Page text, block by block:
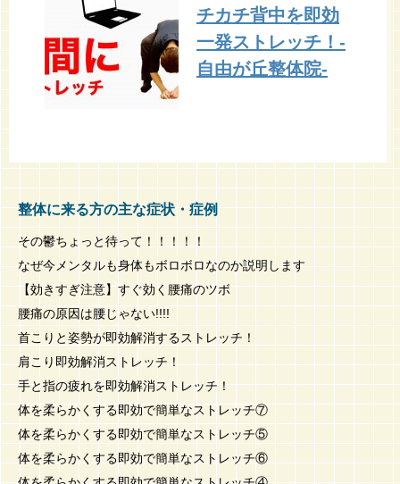
チカチ背中を即効
一発ストレッチ！-
自由が丘整体院-
整体に来る方の主な症状・症例
その鬱ちょっと待って！！！！！
なぜ今メンタルも身体もボロボロなのか説明します
【効きすぎ注意】すぐ効く腰痛のツボ
腰痛の原因は腰じゃない!!!!
首こりと姿勢が即効解消するストレッチ！
肩こり即効解消ストレッチ！
手と指の疲れを即効解消ストレッチ！
体を柔らかくする即効で簡単なストレッチ⑦
体を柔らかくする即効で簡単なストレッチ⑤
体を柔らかくする即効で簡単なストレッチ⑥